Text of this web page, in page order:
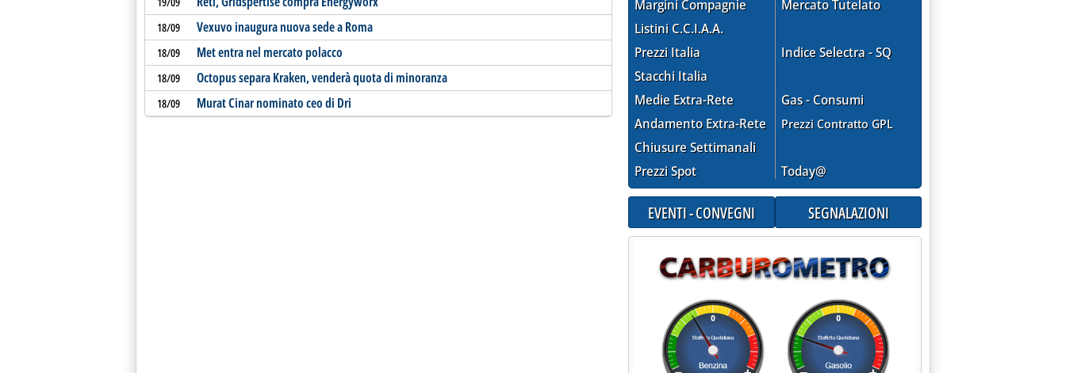
18/09 Vexuvo inaugura nuova sede a Roma
18/09 Met entra nel mercato polacco
18/09 Octopus separa Kraken, venderà quota di minoranza
18/09 Murat Cinar nominato ceo di Dri
Margini Compagnie
Listini C.C.I.A.A.
Prezzi Italia
Stacchi Italia
Medie Extra-Rete
Andamento Extra-Rete
Chiusure Settimanali
Prezzi Spot
Mercato Tutelato
Indice Selectra - SQ
Gas - Consumi
Prezzi Contratto GPL
Today@
EVENTI - CONVEGNI SEGNALAZIONI